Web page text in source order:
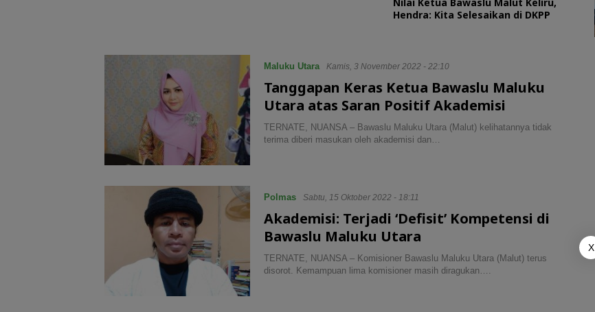
Hendra: Kita Selesaikan di DKPP
Maluku Utara Kamis, 3 November 2022 - 22:10
Tanggapan Keras Ketua Bawaslu Maluku
Utara atas Saran Positif Akademisi
TERNATE, NUANSA – Bawaslu Maluku Utara (Malut) kelihatannya tidak
terima diberi masukan oleh akademisi dan…
Polmas Sabtu, 15 Oktober 2022 - 18:11
Akademisi: Terjadi ‘Defisit’ Kompetensi di
Bawaslu Maluku Utara
TERNATE, NUANSA – Komisioner Bawaslu Maluku Utara (Malut) terus
disorot. Kemampuan lima komisioner masih diragukan….
X